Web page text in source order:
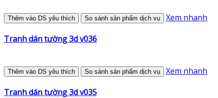
Thêm vào DS yêu thích So sánh sản phẩm dịch vụ Xem nhanh
Tranh dán tường 3d v036
Thêm vào DS yêu thích So sánh sản phẩm dịch vụ Xem nhanh
Tranh dán tường 3d v035